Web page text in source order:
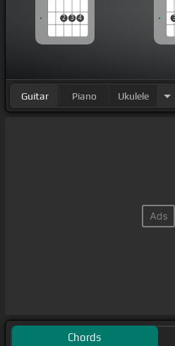
preguntaba que yo le
[Bb]aventó
2 3 4
Guitar Piano Ukulele
Chords